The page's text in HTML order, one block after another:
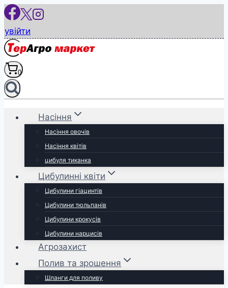
Перейти
вмісту
увійти
0
Насіння
Насіння овочів
Насіння квітів
цибуля тиканка
Цибулинні квіти
Цибулини гіацинтів
Цибулини тюльпанів
Цибулини крокусів
Цибулини нарцисів
Агрозахист
Полив та зрошення
Шланги для поливу